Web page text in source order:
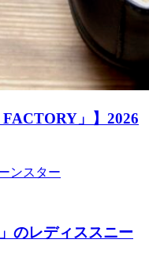
FACTORY」】2026
ンスター
のレディススニー